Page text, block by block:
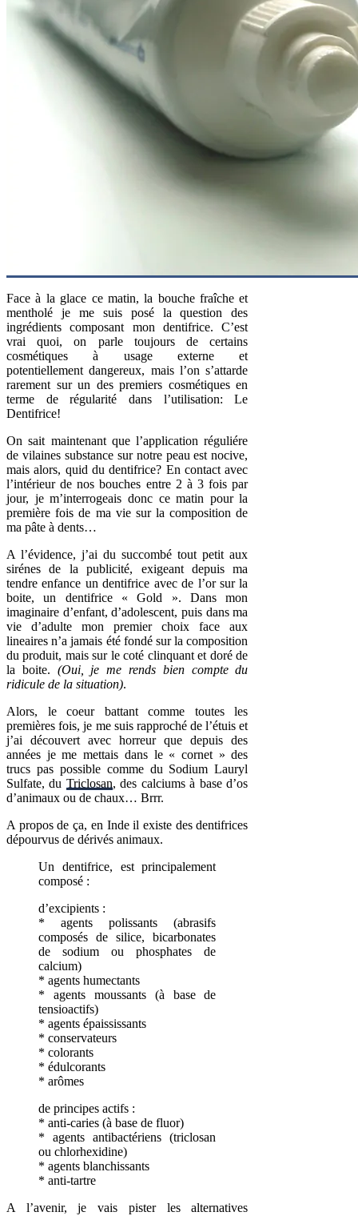
Face à la glace ce matin, la bouche fraîche et
mentholé je me suis posé la question des
ingrédients composant mon dentifrice. C’est
vrai quoi, on parle toujours de certains
cosmétiques à usage externe et
potentiellement dangereux, mais l’on s’attarde
rarement sur un des premiers cosmétiques en
terme de régularité dans l’utilisation: Le
Dentifrice!
On sait maintenant que l’application réguliére
de vilaines substance sur notre peau est nocive,
mais alors, quid du dentifrice? En contact avec
l’intérieur de nos bouches entre 2 à 3 fois par
jour, je m’interrogeais donc ce matin pour la
première fois de ma vie sur la composition de
ma pâte à dents…
A l’évidence, j’ai du succombé tout petit aux
sirénes de la publicité, exigeant depuis ma
tendre enfance un dentifrice avec de l’or sur la
boite, un dentifrice « Gold ». Dans mon
imaginaire d’enfant, d’adolescent, puis dans ma
vie d’adulte mon premier choix face aux
lineaires n’a jamais été fondé sur la composition
du produit, mais sur le coté clinquant et doré de
la boite. (Oui, je me rends bien compte du
ridicule de la situation).
Alors, le coeur battant comme toutes les
premières fois, je me suis rapproché de l’étuis et
j’ai découvert avec horreur que depuis des
années je me mettais dans le « cornet » des
trucs pas possible comme du Sodium Lauryl
Sulfate, du Triclosan, des calciums à base d’os
d’animaux ou de chaux… Brrr.
A propos de ça, en Inde il existe des dentifrices
dépourvus de dérivés animaux.
Un dentifrice, est principalement
composé :
d’excipients :
* agents polissants (abrasifs
composés de silice, bicarbonates
de sodium ou phosphates de
calcium)
* agents humectants
* agents moussants (à base de
tensioactifs)
* agents épaississants
* conservateurs
* colorants
* édulcorants
* arômes
de principes actifs :
* anti-caries (à base de fluor)
* agents antibactériens (triclosan
ou chlorhexidine)
* agents blanchissants
* anti-tartre
A l’avenir, je vais pister les alternatives